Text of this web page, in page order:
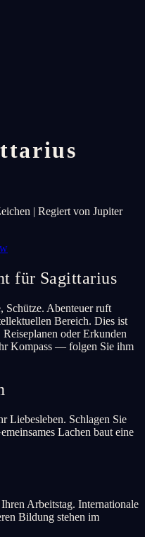
| Regiert von Jupiter
für Sagittarius
Schütze. Abenteuer ruft
Bereich. Dies ist
oder Erkunden
Kompass — folgen Sie ihm
Liebesleben. Schlagen Sie
Lachen baut eine
Arbeitstag. Internationale
Bildung stehen im